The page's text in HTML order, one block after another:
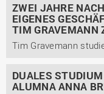
ZWEI JAHRE
EIGENES
TIM GRAVEMANN
DUALES
ALUMNA ANNA